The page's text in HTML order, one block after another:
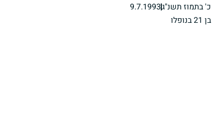
כ' בתמוז תשנ"ג9.7.1993
בן 21 בנופלו